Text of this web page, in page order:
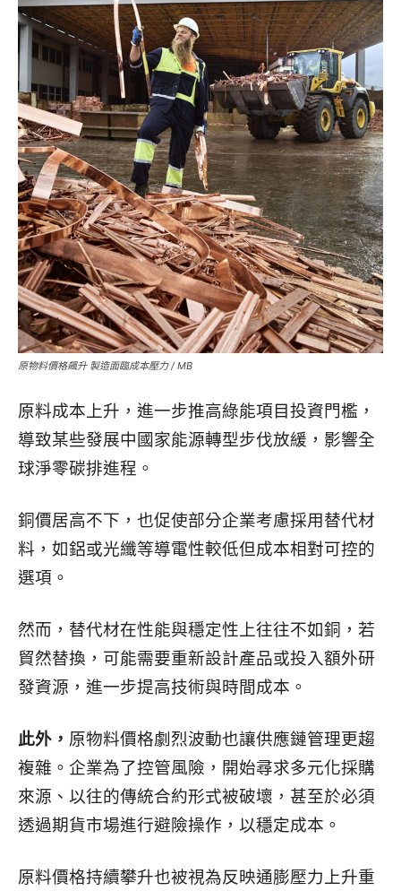
原物料價格飆升 製造面臨成本壓力 / MB
原料成本上升，進一步推高綠能項目投資門檻，
導致某些發展中國家能源轉型步伐放緩，影響全
球淨零碳排進程。
銅價居高不下，也促使部分企業考慮採用替代材
料，如鋁或光纖等導電性較低但成本相對可控的
選項。
然而，替代材在性能與穩定性上往往不如銅，若
貿然替換，可能需要重新設計產品或投入額外研
發資源，進一步提高技術與時間成本。
此外， 原物料價格劇烈波動也讓供應鏈管理更趨
複雜。企業為了控管風險，開始尋求多元化採購
來源、以往的傳統合約形式被破壞，甚至於必須
透過期貨市場進行避險操作，以穩定成本。
原料價格持續攀升也被視為反映通膨壓力上升重